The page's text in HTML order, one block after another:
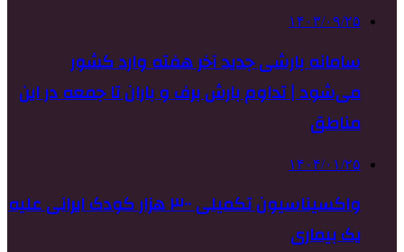
۱۴۰۳/۰۹/۲۵
سامانه بارشی جدید آخر هفته وارد کشور
می‌شود | تداوم بارش‌ برف و باران تا جمعه در این
مناطق
۱۴۰۴/۰۱/۲۵
واکسیناسیون تکمیلی ۳۰۰ هزار کودک ایرانی علیه
یک بیماری